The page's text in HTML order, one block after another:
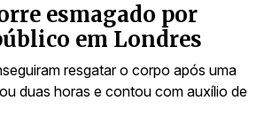
esmagado por
em Londres
resgatar o corpo após uma
duas horas e contou com auxílio de